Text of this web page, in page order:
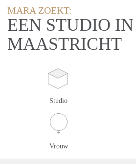
MARA ZOEKT:
EEN STUDIO IN
MAASTRICHT
Studio
Vrouw